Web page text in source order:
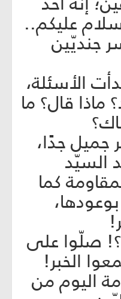
سلام عليكم..
جنديّين
الأسئلة،
ماذا قال؟ ما
جميل جدًا،
السيّد
كما
صلّوا على
الخبر!
اليوم من